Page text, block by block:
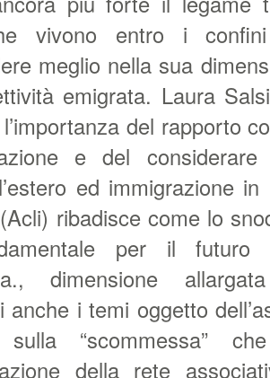
vivono entro i
meglio nella sua
emigrata. Laura
del rapporto
e del
ed immigrazione
ribadisce come lo
per il futuro
dimensione
anche i temi oggetto
sulla “scommessa”
della rete